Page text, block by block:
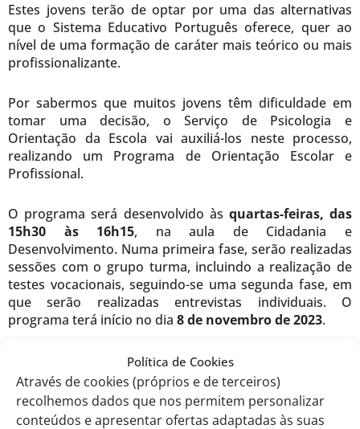
Política de Cookies
Através de cookies (próprios e de terceiros)
recolhemos dados que nos permitem personalizar
conteúdos e apresentar ofertas adaptadas às suas
Estes jovens terão de optar por uma das alternativas
que o Sistema Educativo Português oferece, quer ao
nível de uma formação de caráter mais teórico ou mais
profissionalizante.
Por sabermos que muitos jovens têm dificuldade em
tomar uma decisão, o Serviço de Psicologia e
Orientação da Escola vai auxiliá-los neste processo,
realizando um Programa de Orientação Escolar e
Profissional.
O programa será desenvolvido às quartas-feiras, das
15h30 às 16h15, na aula de Cidadania e
Desenvolvimento. Numa primeira fase, serão realizadas
sessões com o grupo turma, incluindo a realização de
testes vocacionais, seguindo-se uma segunda fase, em
que serão realizadas entrevistas individuais. O
programa terá início no dia 8 de novembro de 2023.
EITV, 30 de outubro de 2023.
Com os melhores cumprimentos,